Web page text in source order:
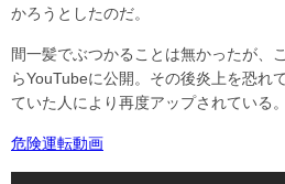
かろうとしたのだ。
間一髪でぶつかることは無かったが、
らYouTubeに公開。その後炎上を恐れ
ていた人により再度アップされている。
危険運転動画